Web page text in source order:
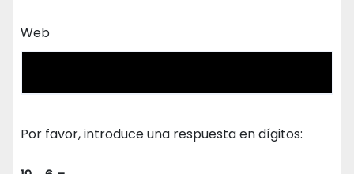
Web
Por favor, introduce una respuesta en dígitos: